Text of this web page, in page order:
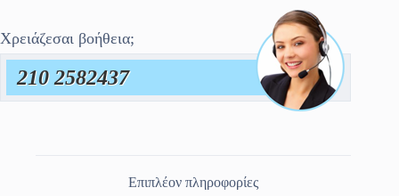
Χρειάζεσαι βοήθεια;
210 2582437
Επιπλέον πληροφορίες